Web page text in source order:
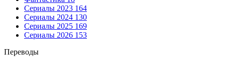
Сериалы 2023 164
Сериалы 2024 130
Сериалы 2025 169
Сериалы 2026 153
Переводы